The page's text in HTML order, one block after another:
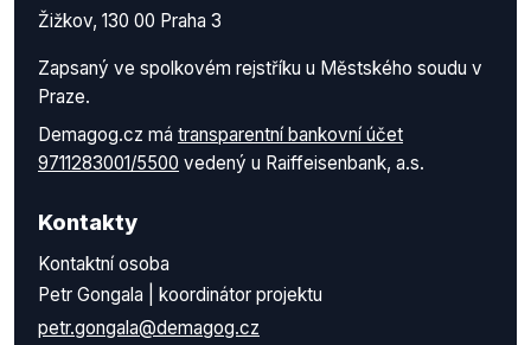
Žižkov, 130 00 Praha 3
Zapsaný ve spolkovém rejstříku u Městského soudu v
Praze.
Demagog.cz má transparentní bankovní účet
9711283001/5500 vedený u Raiffeisenbank, a.s.
Kontakty
Kontaktní osoba
Petr Gongala | koordinátor projektu
petr.gongala@demagog.cz